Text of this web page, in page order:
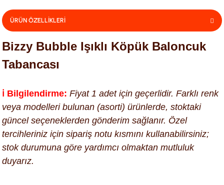
ÜRÜN ÖZELLİKLERİ
Bizzy Bubble Işıklı Köpük Baloncuk
Tabancası
ℹ️ Bilgilendirme: Fiyat 1 adet için geçerlidir. Farklı renk
veya modelleri bulunan (asorti) ürünlerde, stoktaki
güncel seçeneklerden gönderim sağlanır. Özel
tercihleriniz için sipariş notu kısmını kullanabilirsiniz;
stok durumuna göre yardımcı olmaktan mutluluk
duyarız.